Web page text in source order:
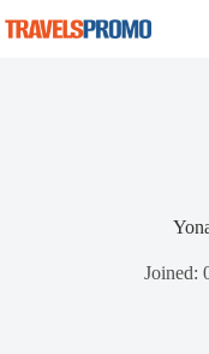
Joined: